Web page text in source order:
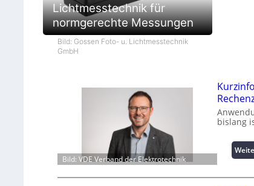
Lichtmesstechnik für
normgerechte Messungen
Bild: Gossen Foto- u. Lichtmesstechnik
GmbH
Bild: VDE Verband der Elektrotechnik
bislang